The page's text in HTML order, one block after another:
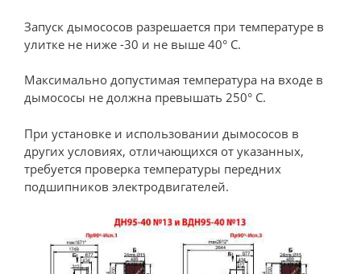
Запуск дымососов разрешается при температуре в
улитке не ниже -30 и не выше 40° С.
Максимально допустимая температура на входе в
дымососы не должна превышать 250° С.
При установке и использовании дымососов в
других условиях, отличающихся от указанных,
требуется проверка температуры передних
подшипников электродвигателей.